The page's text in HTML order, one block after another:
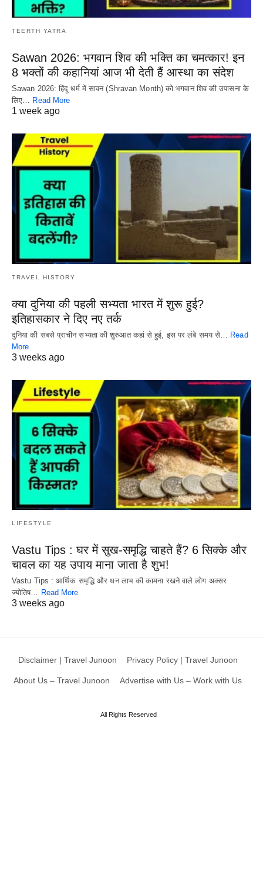
TEERTH YATRA
Sawan 2026: भगवान शिव की भक्ति का चमत्कार! इन
8 भक्तों की कहानियां आज भी देती हैं आस्था का संदेश
Sawan 2026: हिंदू धर्म में सावन (Shravan Month) को भगवान शिव की उपासना के
लिए…
Read More
1 week ago
TRAVEL HISTORY
क्या दुनिया की पहली सभ्यता भारत में शुरू हुई?
इतिहासकार ने दिए नए तर्क
दुनिया की सबसे प्राचीन सभ्यता की शुरुआत कहां से हुई, इस पर लंबे समय से… Read
More
3 weeks ago
LIFESTYLE
Vastu Tips : घर में सुख-समृद्धि चाहते हैं? 6 सिक्के और
चावल का यह उपाय माना जाता है शुभ!
Vastu Tips : आर्थिक समृद्धि और धन लाभ की कामना रखने वाले लोग अक्सर
ज्योतिष… Read More
3 weeks ago
Disclaimer | Travel Junoon Privacy Policy | Travel Junoon
About Us – Travel Junoon Advertise with Us – Work with Us
All Rights Reserved